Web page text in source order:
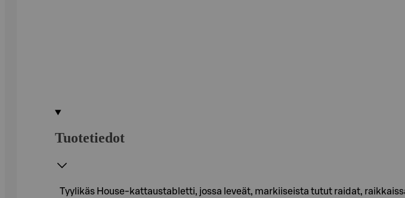
Tuotetiedot
Tyylikäs House-kattaustabletti, jossa leveät, markiiseista tutut raidat,